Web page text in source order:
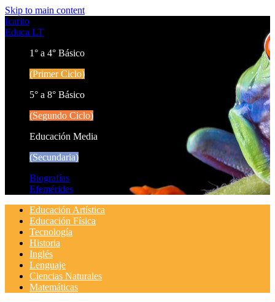
Skip to main content
Icarito
Educa LT
1° a 4° Básico
(Primer Ciclo)
5° a 8° Básico
(Segundo Ciclo)
Educación Media
(Secundaria)
Biografías
Efemérides
Educación Artística
Educación Física
Tecnología
Historia
Inglés
Lenguaje
Ciencias Naturales
Matemáticas